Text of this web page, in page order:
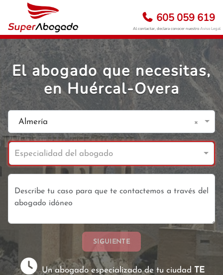
605 059 619
Al contactar, declara conocer nuestroAviso Legal
El abogado que necesitas,
en Huércal-Overa
Almería ×
Especialidad del abogado
SIGUIENTE
Un abogado especializado de tu ciudad TE